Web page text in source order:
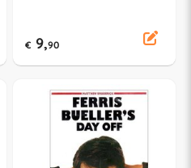
€ 9,90